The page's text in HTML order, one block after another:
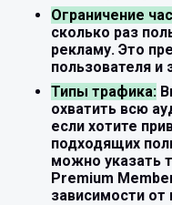
Ограничение
сколько раз
рекламу. Это
пользователя
Типы трафика:
охватить всю
если хотите
подходящих
можно указать
Premium
зависимости от